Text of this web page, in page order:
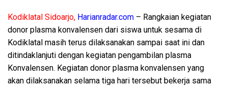
Kodiklatal Sidoarjo, Harianradar.com – Rangkaian kegiatan
donor plasma konvalensen dari siswa untuk sesama di
Kodiklatal masih terus dilaksanakan sampai saat ini dan
ditindaklanjuti dengan kegiatan pengambilan plasma
Konvalensen. Kegiatan donor plasma konvalensen yang
akan dilaksanakan selama tiga hari tersebut bekerja sama